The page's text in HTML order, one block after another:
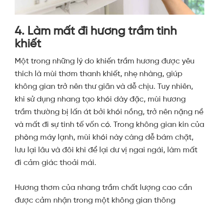
4. Làm mất đi hương trầm tinh
khiết
Một trong những lý do khiến trầm hương được yêu
thích là mùi thơm thanh khiết, nhẹ nhàng, giúp
không gian trở nên thư giãn và dễ chịu. Tuy nhiên,
khi sử dụng nhang tạo khói dày đặc, mùi hương
trầm thường bị lấn át bởi khói nồng, trở nên nặng nề
và mất đi sự tinh tế vốn có. Trong không gian kín của
phòng máy lạnh, mùi khói này càng dễ bám chặt,
lưu lại lâu và đôi khi để lại dư vị ngai ngái, làm mất
đi cảm giác thoải mái.
Hương thơm của nhang trầm chất lượng cao cần
được cảm nhận trong một không gian thông